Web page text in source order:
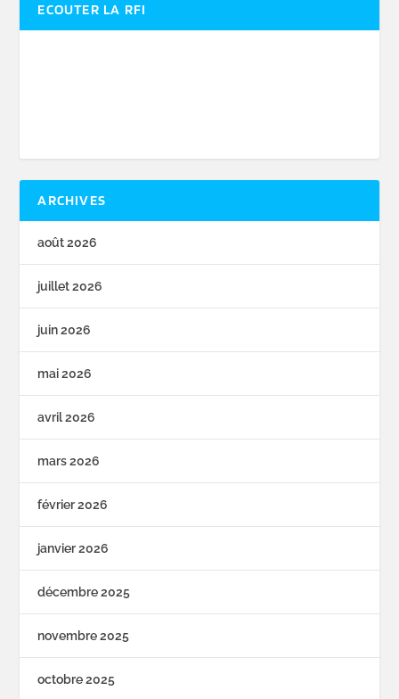
ECOUTER LA RFI
ARCHIVES
août 2026
juillet 2026
juin 2026
mai 2026
avril 2026
mars 2026
février 2026
janvier 2026
décembre 2025
novembre 2025
octobre 2025